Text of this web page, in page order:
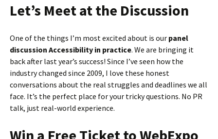
Let’s Meet at the Discussion
One of the things I’m most excited about is our panel
discussion Accessibility in practice. We are bringing it
back after last year’s success! Since I’ve seen how the
industry changed since 2009, I love these honest
conversations about the real struggles and deadlines we all
face. It’s the perfect place for your tricky questions. No PR
talk, just real-world experience.
Win a Free Ticket to WebExpo